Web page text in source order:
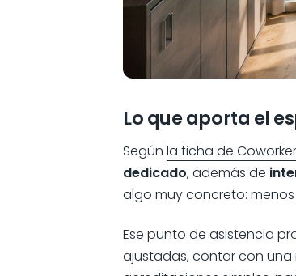
Lo que aporta el
Según la ficha de
dedicado, además de
algo muy concreto:
Ese punto de asistencia
ajustadas, contar con